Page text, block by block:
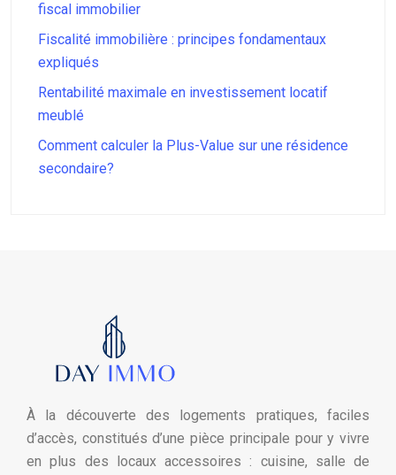
fiscal immobilier
Fiscalité immobilière : principes fondamentaux
expliqués
Rentabilité maximale en investissement locatif
meublé
Comment calculer la Plus-Value sur une résidence
secondaire?
À la découverte des logements pratiques, faciles
d’accès, constitués d’une pièce principale pour y vivre
en plus des locaux accessoires : cuisine, salle de